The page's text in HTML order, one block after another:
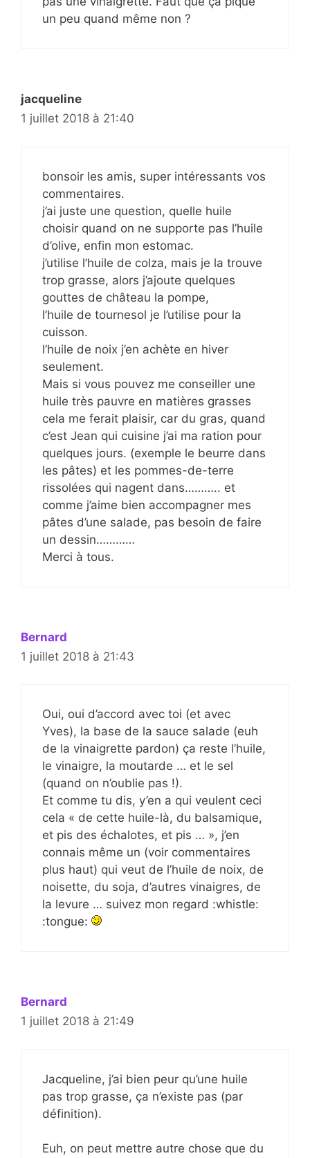
un peu quand même non ?
jacqueline
1 juillet 2018 à 21:40
bonsoir les amis, super intéressants vos
commentaires.
j’ai juste une question, quelle huile
choisir quand on ne supporte pas l’huile
d’olive, enfin mon estomac.
j’utilise l’huile de colza, mais je la trouve
trop grasse, alors j’ajoute quelques
gouttes de château la pompe,
l’huile de tournesol je l’utilise pour la
cuisson.
l’huile de noix j’en achète en hiver
seulement.
Mais si vous pouvez me conseiller une
huile très pauvre en matières grasses
cela me ferait plaisir, car du gras, quand
c’est Jean qui cuisine j’ai ma ration pour
quelques jours. (exemple le beurre dans
les pâtes) et les pommes-de-terre
rissolées qui nagent dans……….. et
comme j’aime bien accompagner mes
pâtes d’une salade, pas besoin de faire
un dessin…………
Merci à tous.
Bernard
1 juillet 2018 à 21:43
Oui, oui d’accord avec toi (et avec
Yves), la base de la sauce salade (euh
de la vinaigrette pardon) ça reste l’huile,
le vinaigre, la moutarde … et le sel
(quand on n’oublie pas !).
Et comme tu dis, y’en a qui veulent ceci
cela « de cette huile-là, du balsamique,
et pis des échalotes, et pis … », j’en
connais même un (voir commentaires
plus haut) qui veut de l’huile de noix, de
noisette, du soja, d’autres vinaigres, de
la levure … suivez mon regard :whistle:
:tongue:
Bernard
1 juillet 2018 à 21:49
Jacqueline, j’ai bien peur qu’une huile
pas trop grasse, ça n’existe pas (par
définition).
Euh, on peut mettre autre chose que du